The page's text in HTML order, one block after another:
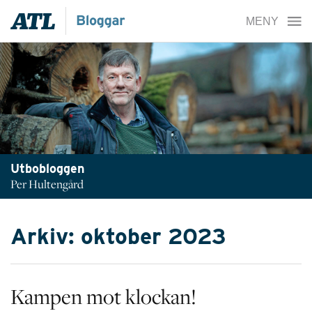
Utbobloggen
Per Hultengård
Arkiv: oktober 2023
Kampen mot klockan!